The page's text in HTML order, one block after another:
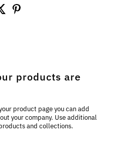
products are
product page you can add
your company. Use additional
and collections.